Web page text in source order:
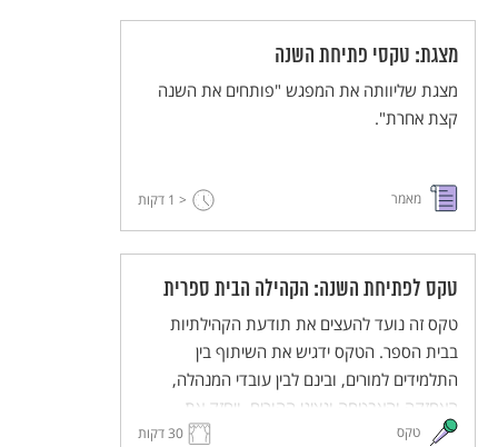
הטקס מותאם ללמידה מרחוק, וניתן להתאימו גם
ללמידה בכיתה.
מצגת: טקסי פתיחת השנה
מצגת שליוותה את המפגש "פותחים את השנה
קצת אחרת".
מאמר < 1 דקות
טקס לפתיחת השנה: הקהילה הבית ספרית
טקס זה נועד להעצים את תודעת הקהילתיות
בבית הספר. הטקס ידגיש את השיתוף בין
התלמידים למורים, ובינם לבין עובדי המנהלה,
האחזקה והאבטחה ונציגי ההורים, ויחזק את
תחושת השייכות והאחריות המשותפת. הטקס
טקס 30 דקות